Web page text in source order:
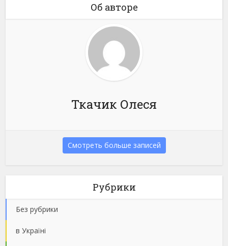
Об авторе
Ткачик Олеся
Смотреть больше записей
Рубрики
Без рубрики
в Україні